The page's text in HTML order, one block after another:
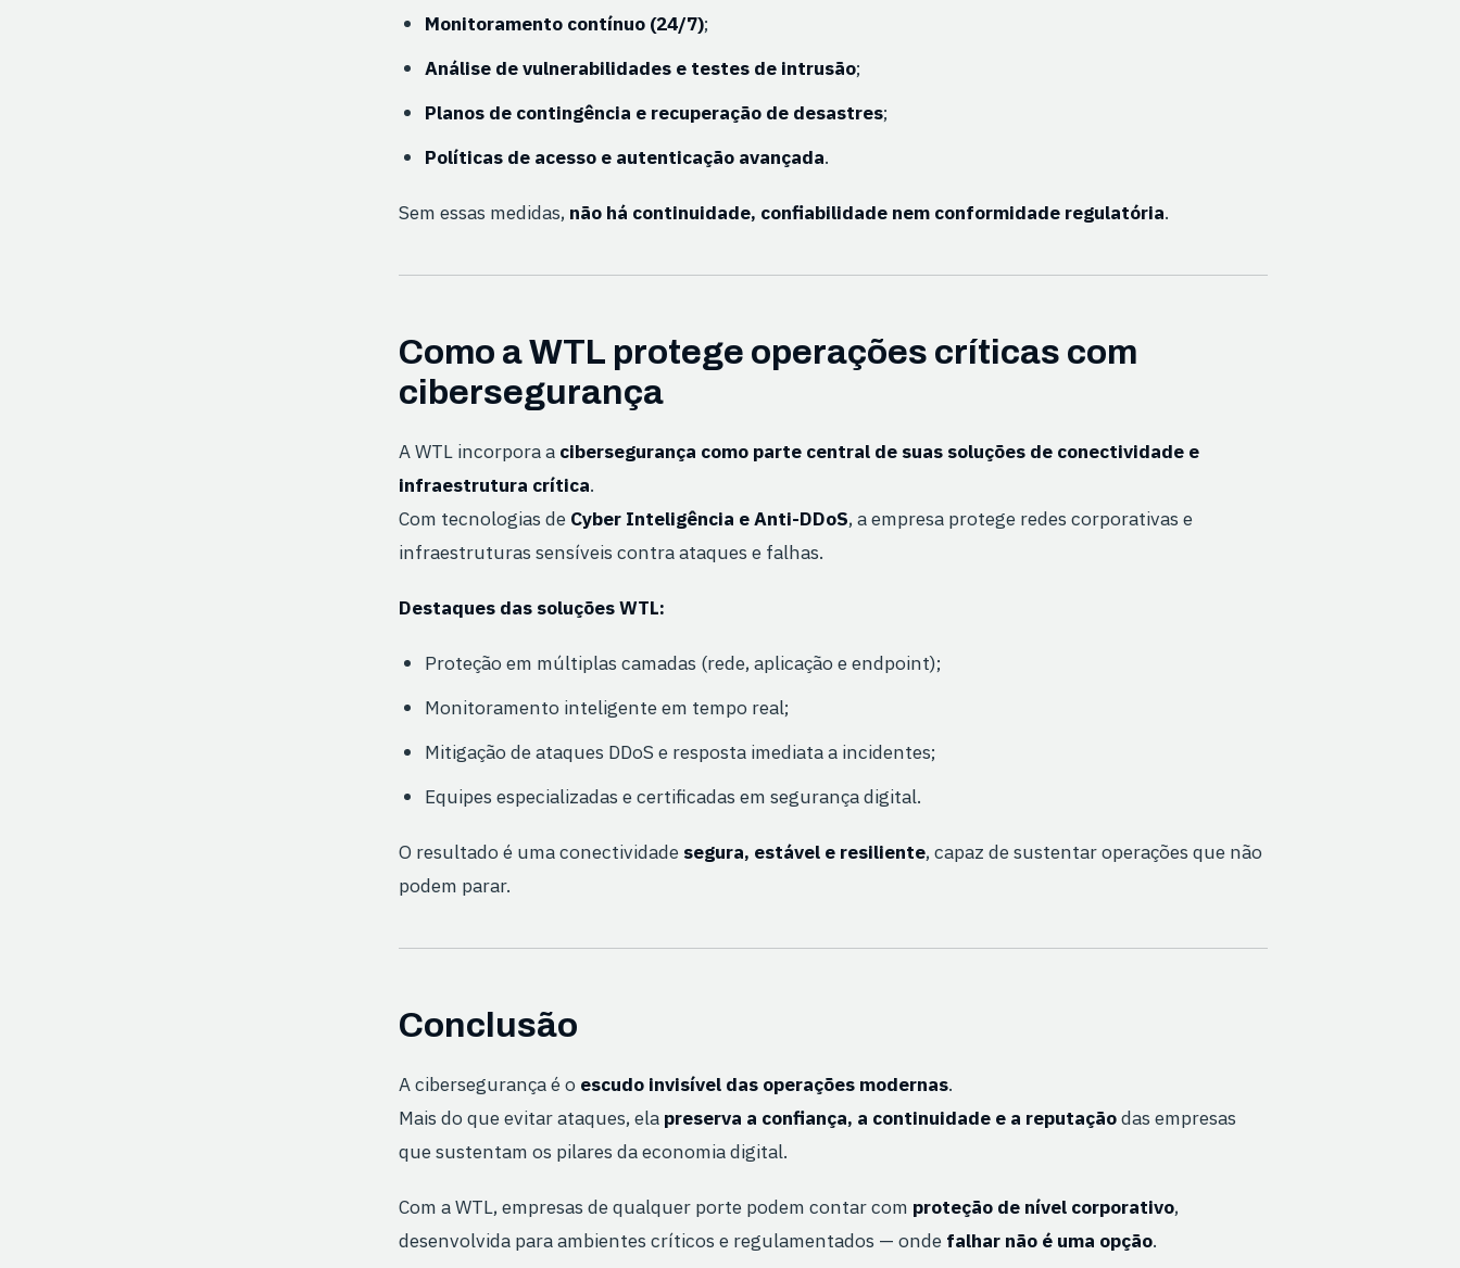
Monitoramento contínuo (24/7);
Análise de vulnerabilidades e testes de intrusão;
Planos de contingência e recuperação de desastres;
Políticas de acesso e autenticação avançada.
Sem essas medidas, não há continuidade, confiabilidade nem conformidade regulatória.
Como a WTL protege operações críticas com
cibersegurança
A WTL incorpora a cibersegurança como parte central de suas soluções de conectividade e
infraestrutura crítica.
Com tecnologias de Cyber Inteligência e Anti-DDoS, a empresa protege redes corporativas e
infraestruturas sensíveis contra ataques e falhas.
Destaques das soluções WTL:
Proteção em múltiplas camadas (rede, aplicação e endpoint);
Monitoramento inteligente em tempo real;
Mitigação de ataques DDoS e resposta imediata a incidentes;
Equipes especializadas e certificadas em segurança digital.
O resultado é uma conectividade segura, estável e resiliente, capaz de sustentar operações que não
podem parar.
Conclusão
A cibersegurança é o escudo invisível das operações modernas.
Mais do que evitar ataques, ela preserva a confiança, a continuidade e a reputaçãodas empresas
que sustentam os pilares da economia digital.
Com a WTL, empresas de qualquer porte podem contar com proteção de nível corporativo,
desenvolvida para ambientes críticos e regulamentados — onde falhar não é uma opção.